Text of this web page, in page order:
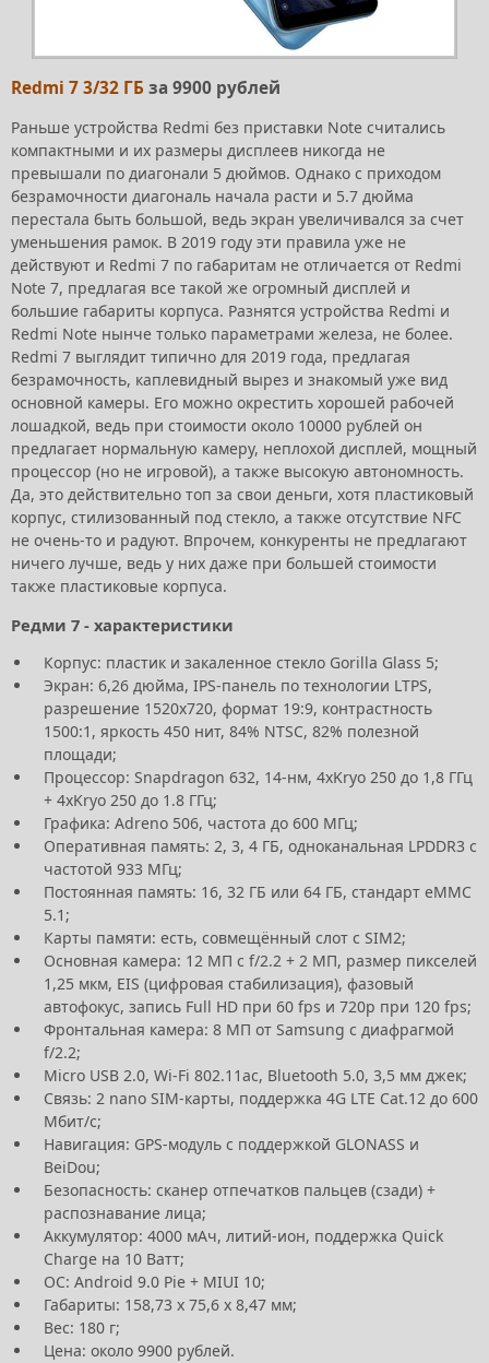
Redmi 7 3/32 ГБ за 9900 рублей
Раньше устройства Redmi без приставки Note считались
компактными и их размеры дисплеев никогда не
превышали по диагонали 5 дюймов. Однако с приходом
безрамочности диагональ начала расти и 5.7 дюйма
перестала быть большой, ведь экран увеличивался за счет
уменьшения рамок. В 2019 году эти правила уже не
действуют и Redmi 7 по габаритам не отличается от Redmi
Note 7, предлагая все такой же огромный дисплей и
большие габариты корпуса. Разнятся устройства Redmi и
Redmi Note нынче только параметрами железа, не более.
Redmi 7 выглядит типично для 2019 года, предлагая
безрамочность, каплевидный вырез и знакомый уже вид
основной камеры. Его можно окрестить хорошей рабочей
лошадкой, ведь при стоимости около 10000 рублей он
предлагает нормальную камеру, неплохой дисплей, мощный
процессор (но не игровой), а также высокую автономность.
Да, это действительно топ за свои деньги, хотя пластиковый
корпус, стилизованный под стекло, а также отсутствие NFC
не очень-то и радуют. Впрочем, конкуренты не предлагают
ничего лучше, ведь у них даже при большей стоимости
также пластиковые корпуса.
Редми 7 - характеристики
Корпус: пластик и закаленное стекло Gorilla Glass 5;
Экран: 6,26 дюйма, IPS-панель по технологии LTPS,
разрешение 1520х720, формат 19:9, контрастность
1500:1, яркость 450 нит, 84% NTSC, 82% полезной
площади;
Процессор: Snapdragon 632, 14-нм, 4хKryo 250 до 1,8 ГГц
+ 4хKryo 250 до 1.8 ГГц;
Графика: Adreno 506, частота до 600 МГц;
Оперативная память: 2, 3, 4 ГБ, одноканальная LPDDR3 с
частотой 933 МГц;
Постоянная память: 16, 32 ГБ или 64 ГБ, стандарт eMMC
5.1;
Карты памяти: есть, совмещённый слот с SIM2;
Основная камера: 12 МП с f/2.2 + 2 МП, размер пикселей
1,25 мкм, EIS (цифровая стабилизация), фазовый
автофокус, запись Full HD при 60 fps и 720р при 120 fps;
Фронтальная камера: 8 МП от Samsung с диафрагмой
f/2.2;
Micro USB 2.0, Wi-Fi 802.11ac, Bluetooth 5.0, 3,5 мм джек;
Связь: 2 nano SIM-карты, поддержка 4G LTE Cat.12 до 600
Мбит/с;
Навигация: GPS-модуль с поддержкой GLONASS и
BeiDou;
Безопасность: сканер отпечатков пальцев (сзади) +
распознавание лица;
Аккумулятор: 4000 мАч, литий-ион, поддержка Quick
Charge на 10 Ватт;
ОС: Android 9.0 Pie + MIUI 10;
Габариты: 158,73 x 75,6 x 8,47 мм;
Вес: 180 г;
Цена: около 9900 рублей.